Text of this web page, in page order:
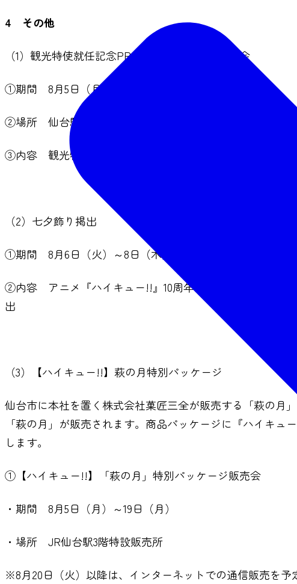
4 その他
（1）観光特使就任記念PR・特使就任記念品販売会
①期間 8月5日（月）～19日（月）
②場所 仙台駅東西自由通路
③内容 観光特使4人の等身大パネル設置、特使就任記念品
（2）七夕飾り掲出
①期間 8月6日（火）～8日（木）
②内容 アニメ『ハイキュー!!』10周年記念展の開催に合わ
出
（3）【ハイキュー!!】萩の月特別パッケージ
仙台市に本社を置く株式会社菓匠三全が販売する「萩の月
「萩の月」が販売されます。商品パッケージに『ハイキ
します。
①【ハイキュー!!】「萩の月」特別パッケージ販売会
・期間 8月5日（月）～19日（月）
・場所 JR仙台駅3階特設販売所
※8月20日（火）以降は、インターネットでの通信販売を予